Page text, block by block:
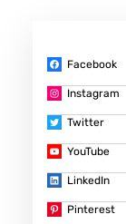
Facebook
Instagram
Twitter
YouTube
LinkedIn
Pinterest